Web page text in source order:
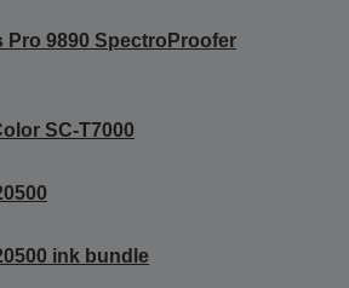
Pro 9890 SpectroProofer
SC-T7000
ink bundle